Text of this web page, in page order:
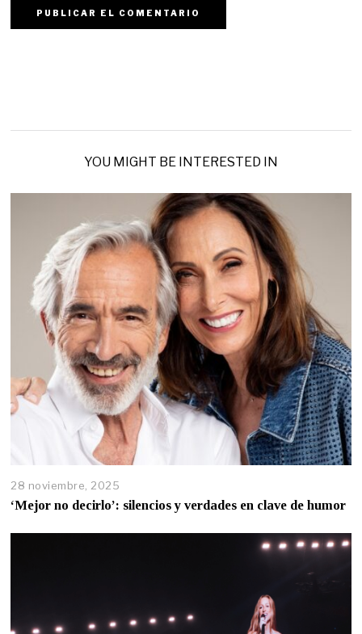
YOU MIGHT BE INTERESTED IN
28 noviembre, 2025
‘Mejor no decirlo’: silencios y verdades en clave de humor